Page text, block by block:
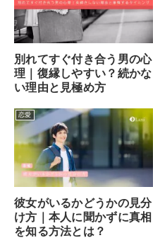
別れてすぐ付き合う男の心
理｜復縁しやすい？続かな
い理由と見極め方
恋愛
彼女がいるかどうかの見分
け方｜本人に聞かずに真相
を知る方法とは？